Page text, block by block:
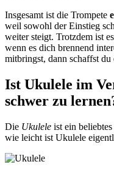
Insgesamt ist die Trompete
weil sowohl der Einstieg
weiter steigt. Trotzdem ist
wenn es dich brennend
mitbringst, dann schaffst du
Ist Ukulele im
schwer zu
Die Ukulele ist ein
wie leicht ist Ukulele